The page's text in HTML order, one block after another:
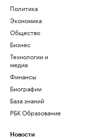
Политика
Экономика
Общество
Бизнес
Технологии и
медиа
Финансы
Биографии
База знаний
РБК Образование
Новости